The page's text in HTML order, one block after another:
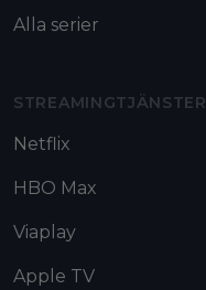
Alla serier
STREAMINGTJÄNSTER
Netflix
HBO Max
Viaplay
Apple TV